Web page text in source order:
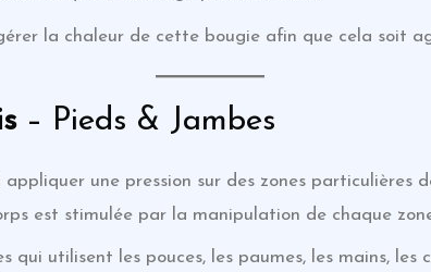
la chaleur de cette bougie afin que cela soit
– Pieds & Jambes
une pression sur des zones particulières
est stimulée par la manipulation de chaque
qui utilisent les pouces, les paumes, les mains, les